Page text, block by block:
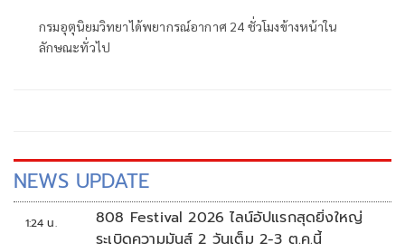
กรมอุตุนิยมวิทยาได้พยากรณ์อากาศ 24 ชั่วโมงข้างหน้าใน
ลักษณะทั่วไป
NEWS UPDATE
1:24 น.
808 Festival 2026 ไลน์อัปแรกสุดยิ่งใหญ่
ระเบิดความมันส์ 2 วันเต็ม 2-3 ต.ค.นี้